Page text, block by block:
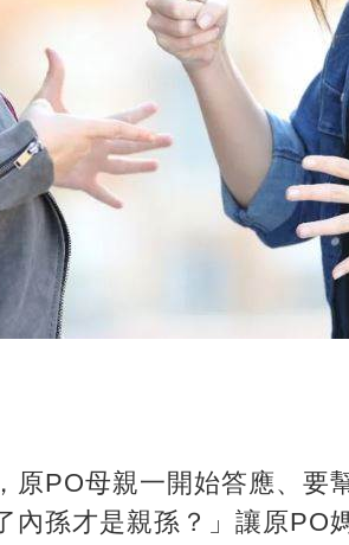
原PO母親一開始答應、要
內孫才是親孫？」讓原PO